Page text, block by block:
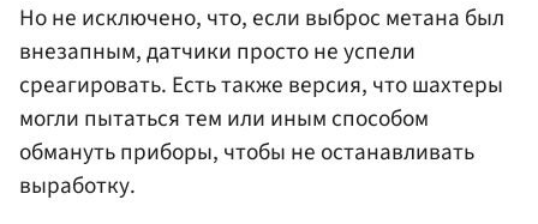
Но не исключено, что, если выброс метана был
внезапным, датчики просто не успели
среагировать. Есть также версия, что шахтеры
могли пытаться тем или иным способом
обмануть приборы, чтобы не останавливать
выработку.